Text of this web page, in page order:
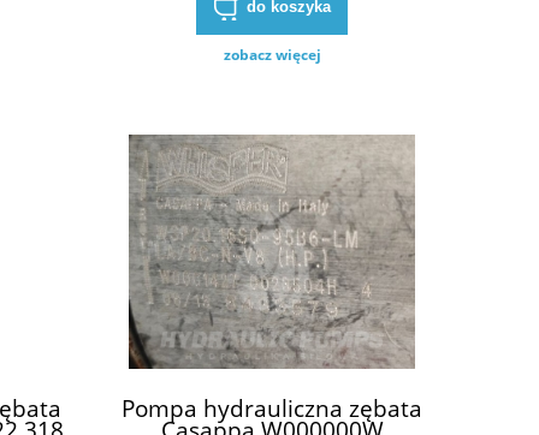
do koszyka
zobacz więcej
Pompa hydrauliczna zębata